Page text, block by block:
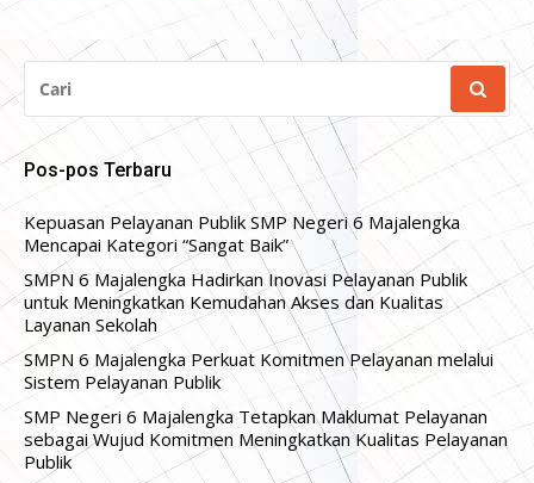
UNTUK:
Pos-pos Terbaru
Kepuasan Pelayanan Publik SMP Negeri 6 Majalengka
Mencapai Kategori “Sangat Baik”
SMPN 6 Majalengka Hadirkan Inovasi Pelayanan Publik
untuk Meningkatkan Kemudahan Akses dan Kualitas
Layanan Sekolah
SMPN 6 Majalengka Perkuat Komitmen Pelayanan melalui
Sistem Pelayanan Publik
SMP Negeri 6 Majalengka Tetapkan Maklumat Pelayanan
sebagai Wujud Komitmen Meningkatkan Kualitas Pelayanan
Publik